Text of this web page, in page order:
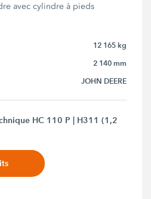
avec cylindre à pieds
12 165 kg
2 140 mm
JOHN DEERE
HC 110 P | H311 (1,2